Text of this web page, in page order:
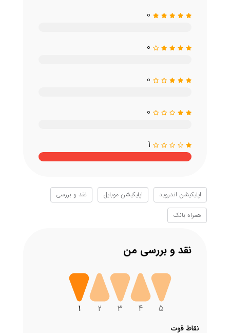
0
0
0
0
1
اپلیکیشن اندروید اپلیکیشن موبایل نقد و بررسی
همراه بانک
نقد و بررسی من
1 2 3 4 5
نقاط قوت